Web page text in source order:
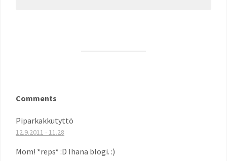
Comments
Piparkakkutyttö
12.9.2011 - 11.28
Mom! *reps* :D Ihana blogi. :)